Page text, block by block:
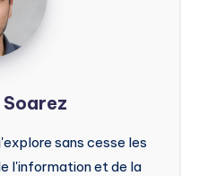
sans cesse les
l'information et de la